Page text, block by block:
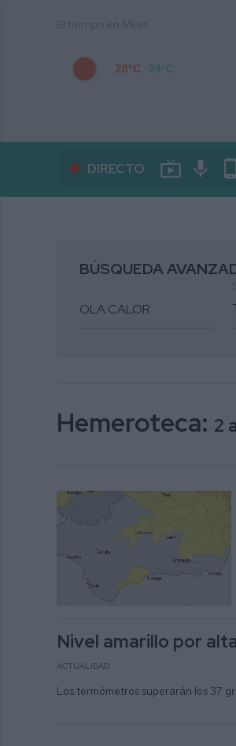
28°C 24°C
DIRECTO live_tv mic phone_android
BÚSQUEDA
Hemeroteca: 2
Nivel amarillo por
ACTUALIDAD
Los termómetros superarán los 37